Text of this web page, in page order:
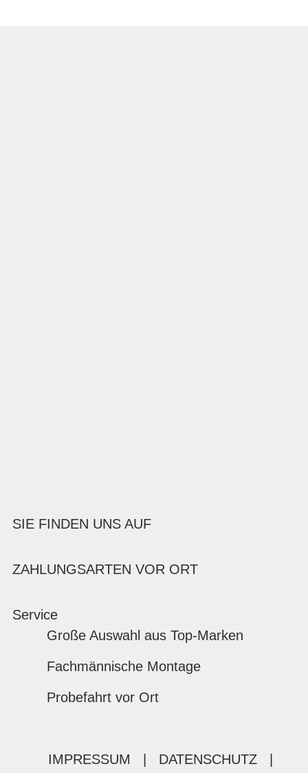
SIE FINDEN UNS AUF
ZAHLUNGSARTEN VOR ORT
Service
Große Auswahl aus Top-Marken
Fachmännische Montage
Probefahrt vor Ort
IMPRESSUM DATENSCHUTZ